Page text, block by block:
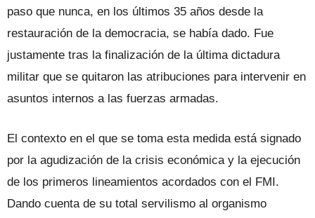
paso que nunca, en los últimos 35 años desde la
restauración de la democracia, se había dado. Fue
justamente tras la finalización de la última dictadura
militar que se quitaron las atribuciones para intervenir en
asuntos internos a las fuerzas armadas.
El contexto en el que se toma esta medida está signado
por la agudización de la crisis económica y la ejecución
de los primeros lineamientos acordados con el FMI.
Dando cuenta de su total servilismo al organismo